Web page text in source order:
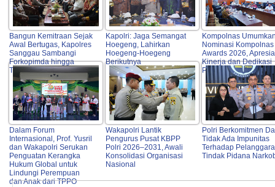
Bangun Kemitraan Sejak
Awal Bertugas, Kapolres
Sanggau Sambangi
Forkopimda hingga
Tokoh Adat
Kapolri: Jaga Semangat
Hoegeng, Lahirkan
Hoegeng-Hoegeng
Berikutnya
Kompolnas
Nominasi Kompolnas
Awards 2026,
Kinerja dan Dedikasi
Personel Polri
Dalam Forum
Internasional, Prof. Yusril
dan Wakapolri Serukan
Penguatan Kerangka
Hukum Global untuk
Lindungi Perempuan
dan Anak dari TPPO
Wakapolri Lantik
Pengurus Pusat KBPP
Polri 2026–2031, Awali
Konsolidasi Organisasi
Nasional
Polri Berkomitmen
Tidak Ada Impunitas
Terhadap
Tindak Pidana